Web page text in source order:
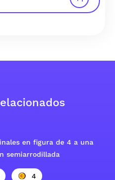
en figura de 4 a una
semiarrodillada
4